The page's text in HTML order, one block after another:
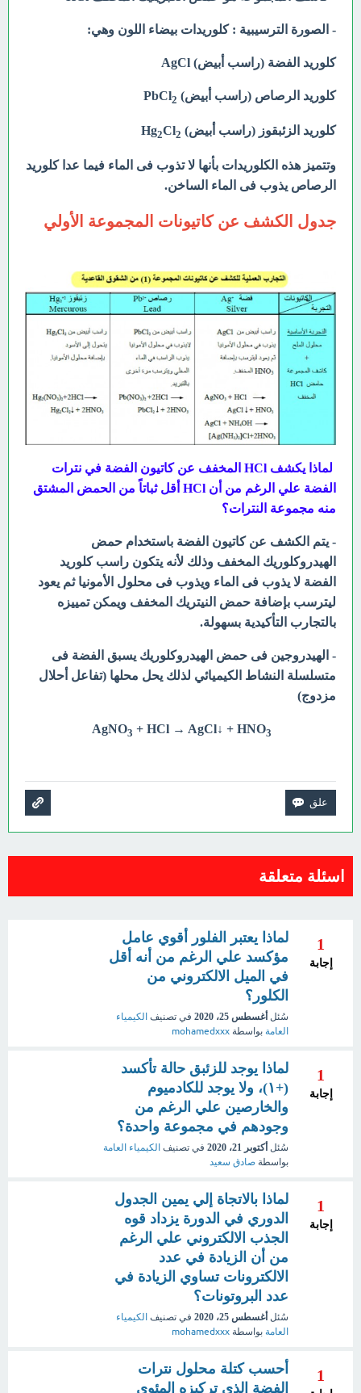
- الصورة الترسيبية : كلوريدات بيضاء اللون وهي:
كلوريد الفضة (راسب أبيض) AgCl
كلوريد الرصاص (راسب أبيض) PbCl 2
كلوريد الزئبقوز (راسب أبيض) Hg 2Cl2
وتتميز هذه الكلوريدات بأنها لا تذوب فى الماء فيما عدا كلوريد
الرصاص يذوب فى الماء الساخن.
جدول الكشف عن كاتيونات المجموعة الأولي
لماذا يكشف HCl المخفف عن كاتيون الفضة في نترات
الفضة علي الرغم من أن HCl أقل ثباتاً من الحمض المشتق
منه مجموعة النترات؟
- يتم الكشف عن كاتيون الفضة باستخدام حمض
الهيدروكلوريك المخفف وذلك لأنه يتكون راسب كلوريد
الفضة لا يذوب فى الماء ويذوب فى محلول الأمونيا ثم يعود
ليترسب بإضافة حمض النيتريك المخفف ويمكن تمييزه
بالتجارب التأكيدية بسهولة.
- الهيدروجين فى حمض الهيدروكلوريك يسبق الفضة فى
متسلسلة النشاط الكيميائي لذلك يحل محلها (تفاعل أحلال
مزدوج)
AgNO3 + HCl → AgCl↓ + HNO3
اسئلة متعلقة
1
إجابة
لماذا يعتبر الفلور أقوي عامل
مؤكسد علي الرغم من أنه أقل
في الميل الالكتروني من
الكلور؟
سُئل أغسطس 25، 2020 في تصنيف الكيمياء
العامة بواسطة mohamedxxx
1
إجابة
لماذا يوجد للزئبق حالة تأكسد
(+١)، ولا يوجد للكادميوم
والخارصين علي الرغم من
وجودهم في مجموعة واحدة؟
سُئل أكتوبر 21، 2020 في تصنيف الكيمياء العامة
بواسطة صادق سعيد
1
إجابة
لماذا بالاتجاة إلي يمين الجدول
الدوري في الدورة يزداد قوه
الجذب الالكتروني علي الرغم
من أن الزيادة في عدد
الالكترونات تساوي الزيادة في
عدد البروتونات؟
سُئل أغسطس 25، 2020 في تصنيف الكيمياء
العامة بواسطة mohamedxxx
1
أحسب كتلة محلول نترات
الفضة الذي تركيزه المئوي